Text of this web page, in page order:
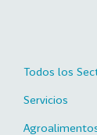
Todos los
Servicios